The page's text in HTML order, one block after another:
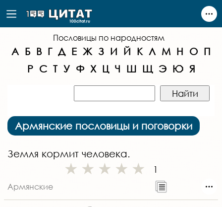
Пословицы по народностям
А Б В Г Д Е Ж З И Й К Л М Н О П
Р С Т У Ф Х Ц Ч Ш Щ Э Ю Я
Армянские пословицы и поговорки
Земля кормит человека.
1
Армянские